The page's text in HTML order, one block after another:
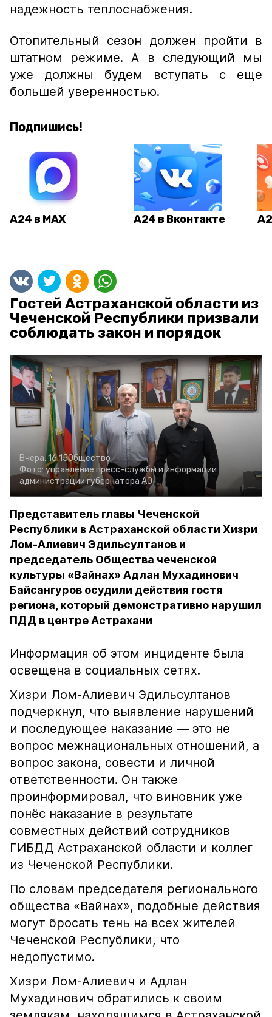
надежность теплоснабжения.
Отопительный сезон должен пройти в
штатном режиме. А в следующий мы
уже должны будем вступать с еще
большей уверенностью.
Подпишись!
А24 в MAX А24 в Вконтакте
Гостей Астраханской области из
Чеченской Республики призвали
соблюдать закон и порядок
Вчера, 16:15Общество
Фото: управление пресс-службы и информации
администрации губернатора АО
Представитель главы Чеченской
Республики в Астраханской области Хизри
Лом-Алиевич Эдильсултанов и
председатель Общества чеченской
культуры «Вайнах» Адлан Мухадинович
Байсангуров осудили действия гостя
региона, который демонстративно нарушил
ПДД в центре Астрахани
Информация об этом инциденте была
освещена в социальных сетях.
Хизри Лом-Алиевич Эдильсултанов
подчеркнул, что выявление нарушений
и последующее наказание — это не
вопрос межнациональных отношений, а
вопрос закона, совести и личной
ответственности. Он также
проинформировал, что виновник уже
понёс наказание в результате
совместных действий сотрудников
ГИБДД Астраханской области и коллег
из Чеченской Республики.
По словам председателя регионального
общества «Вайнах», подобные действия
могут бросать тень на всех жителей
Чеченской Республики, что
недопустимо.
Хизри Лом-Алиевич и Адлан
Мухадинович обратились к своим